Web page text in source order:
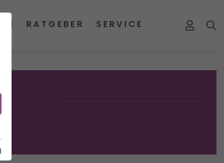
RATGEBER SERVICE